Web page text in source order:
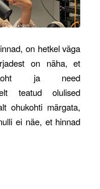
on hetkel väga
on näha, et
ja need
teatud olulised
ohukohti märgata,
ei näe, et hinnad